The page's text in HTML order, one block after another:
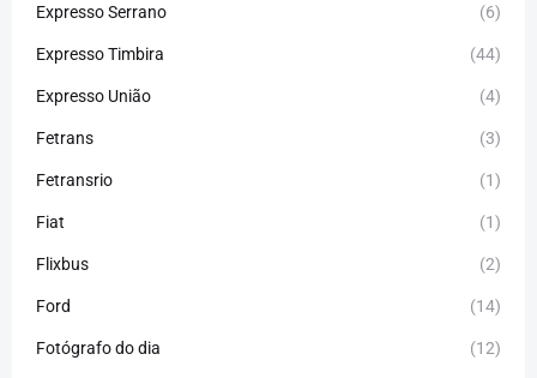
Expresso Serrano (6)
Expresso Timbira (44)
Expresso União (4)
Fetrans (3)
Fetransrio (1)
Fiat (1)
Flixbus (2)
Ford (14)
Fotógrafo do dia (12)